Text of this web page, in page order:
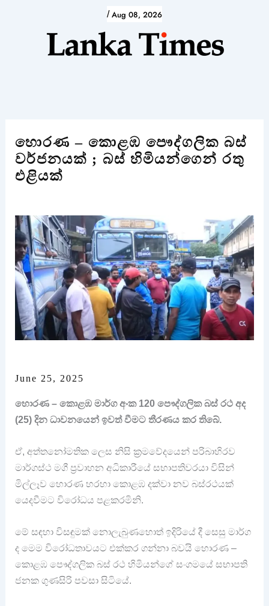
/ Aug 08, 2026
හොරණ – කොළඹ පෞද්ගලික බස්
වර්ජනයක් ; බස් හිමියන්ගෙන් රතු
එළියක්
June 25, 2025
හොරණ – කොළඹ මාර්ග අංක 120 පෞද්ගලික බස් රථ අද
(25) දින ධාවනයෙන් ඉවත් වීමට තීරණය කර තිබේ.
ඒ, අත්තනෝමතික ලෙස නිසි ක්‍රමවේදයෙන් පරිබාහිරව
මාර්ගස්ථ මගී ප්‍රවාහන අධිකාරීයේ සභාපතිවරයා විසින්
මිල්ලෑව හොරණ හරහා කොළඹ දක්වා නව බස්රථයක්
යෙදවීමට විරෝධය පළකරමිනි.
මේ සඳහා විසඳුමක් නොලැබුණහොත් ඉදිරියේ දී සෙසු මාර්ග
ද මෙම විරෝධතාවයට එක්කර ගන්නා බවයි හොරණ –
කොළඹ පෞද්ගලික බස් රථ හිමියන්ගේ සංගමයේ සභාපති
ජනක ගුණසිරි පවසා සිටියේ.